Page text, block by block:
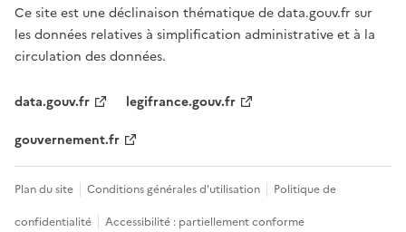
Ce site est une déclinaison thématique de data.gouv.fr sur
les données relatives à simplification administrative et à la
circulation des données.
data.gouv.fr
legifrance.gouv.fr
gouvernement.fr
Plan du site Conditions générales d'utilisation
Politique de
confidentialité
Accessibilité : partiellement conforme